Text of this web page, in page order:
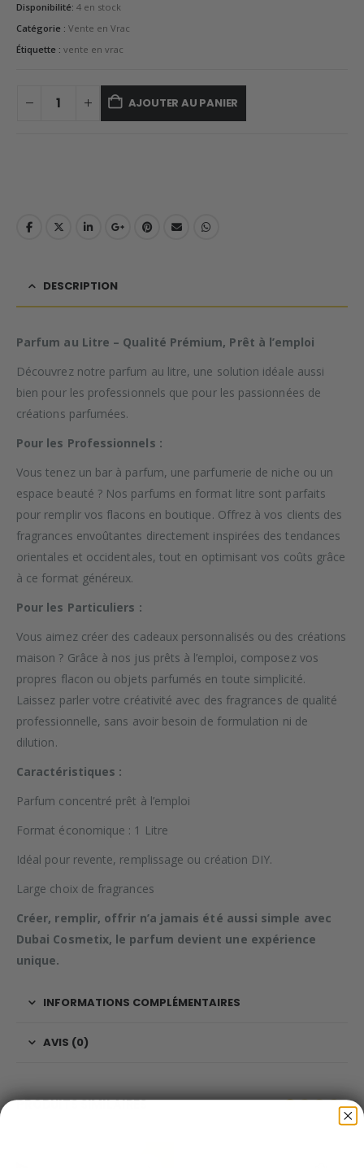
Disponibilité: 4 en stock
Catégorie : Vente en Vrac
Étiquette : vente en vrac
AJOUTER AU PANIER
DESCRIPTION
Parfum au Litre – Qualité Prémium, Prêt à l’emploi
Découvrez notre parfum au litre, une solution idéale aussi
bien pour les professionnels que pour les passionnées de
créations parfumées.
Pour les Professionnels :
Vous tenez un bar à parfum, une parfumerie de niche ou un
espace beauté ? Nos parfums en format litre sont parfaits
pour remplir vos flacons en boutique. Offrez à vos clients des
fragrances envoûtantes directement inspirées des tendances
orientales et occidentales, tout en optimisant vos coûts grâce
à ce format généreux.
Pour les Particuliers :
Vous aimez créer des cadeaux personnalisés ou des créations
maison ? Grâce à nos jus prêts à l’emploi, composez vos
propres flacon ou objets parfumés en toute simplicité.
Laissez parler votre créativité avec des fragrances de qualité
professionnelle, sans avoir besoin de formulation ni de
dilution.
Caractéristiques :
Parfum concentré prêt à l’emploi
Format économique : 1 Litre
Idéal pour revente, remplissage ou création DIY.
Large choix de fragrances
Créer, remplir, offrir n’a jamais été aussi simple avec
Dubai Cosmetix, le parfum devient une expérience
unique.
INFORMATIONS COMPLÉMENTAIRES
AVIS (0)
PRODUITS SIMILAIRES